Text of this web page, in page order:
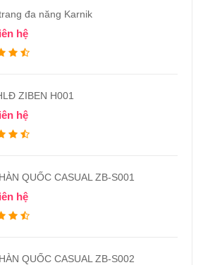
đa năng Karnik
hệ
ZIBEN H001
hệ
QUỐC CASUAL ZB-S001
hệ
QUỐC CASUAL ZB-S002